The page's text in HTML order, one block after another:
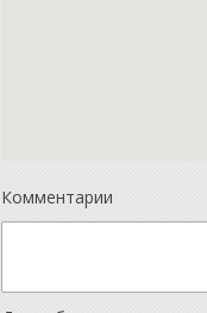
Комментарии